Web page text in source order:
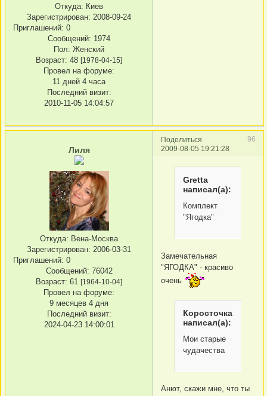
Откуда: Киев
Зарегистрирован: 2008-09-24
Приглашений: 0
Сообщений: 1974
Пол: Женский
Возраст: 48 [1978-04-15]
Провел на форуме:
11 дней 4 часа
Последний визит:
2010-11-05 14:04:57
Поделиться
96
2009-08-05 19:21:28
Лиля
Откуда: Вена-Москва
Зарегистрирован: 2006-03-31
Приглашений: 0
Сообщений: 76042
Возраст: 61 [1964-10-04]
Провел на форуме:
9 месяцев 4 дня
Последний визит:
2024-04-23 14:00:01
Gretta
написал(а):
Комплект
"Ягодка"
Замечательная
"ЯГОДКА" - красиво
очень
Коросточка
написал(а):
Мои старые
чудачества
Анют, скажи мне, что ты